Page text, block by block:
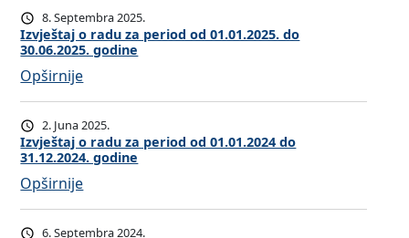
z
v
j
e
š
t
a
j
o
r
a
8. Septembra 2025.
Izvještaj o radu za period od 01.01.2025. do
30.06.2025. godine
Opširnije:
I
z
v
j
e
š
t
2. Juna 2025.
Izvještaj o radu za period od 01.01.2024 do
31.12.2024. godine
Opširnije:
I
z
6. Septembra 2024.